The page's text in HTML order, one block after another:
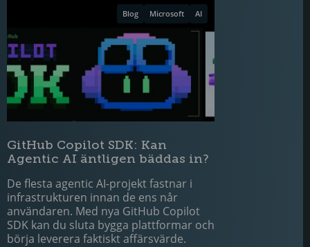
AI
Microsoft
Blog
GitHub Copilot SDK: Kan
Agentic AI äntligen bäddas in?
De flesta agentic AI-projekt fastnar i
infrastrukturen innan de ens når
användaren. Med nya GitHub Copilot
SDK kan du sluta bygga plattformar och
börja leverera faktiskt affärsvärde.